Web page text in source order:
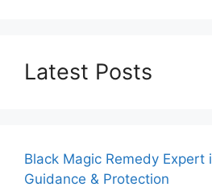
Latest Posts
Black Magic Remedy Expert
Guidance & Protection